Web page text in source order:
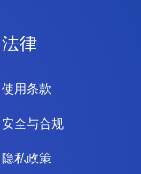
法律
使用条款
安全与合规
隐私政策